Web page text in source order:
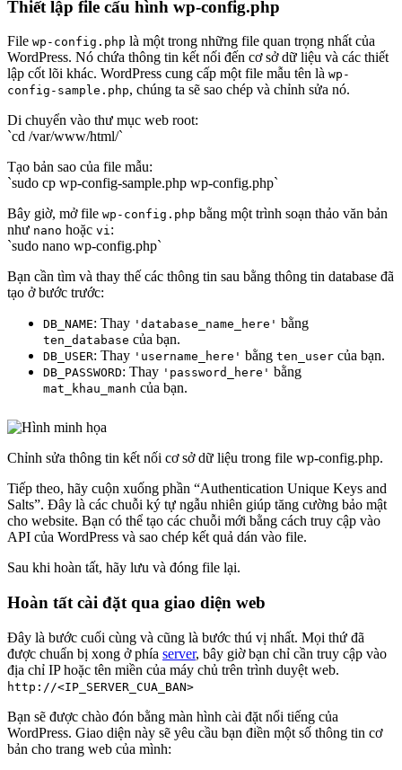
Thiết lập file cấu hình wp-config.php
File wp-config.php là một trong những file quan trọng nhất của
WordPress. Nó chứa thông tin kết nối đến cơ sở dữ liệu và các thiết
lập cốt lõi khác. WordPress cung cấp một file mẫu tên là wp-
config-sample.php, chúng ta sẽ sao chép và chỉnh sửa nó.
Di chuyển vào thư mục web root:
`cd /var/www/html/`
Tạo bản sao của file mẫu:
`sudo cp wp-config-sample.php wp-config.php`
Bây giờ, mở file wp-config.php bằng một trình soạn thảo văn bản
như nano hoặc vi:
`sudo nano wp-config.php`
Bạn cần tìm và thay thế các thông tin sau bằng thông tin database đã
tạo ở bước trước:
DB_NAME: Thay 'database_name_here' bằng
ten_database của bạn.
DB_USER: Thay 'username_here' bằng ten_user của bạn.
DB_PASSWORD: Thay 'password_here' bằng
mat_khau_manh của bạn.
Chỉnh sửa thông tin kết nối cơ sở dữ liệu trong file wp-config.php.
Tiếp theo, hãy cuộn xuống phần “Authentication Unique Keys and
Salts”. Đây là các chuỗi ký tự ngẫu nhiên giúp tăng cường bảo mật
cho website. Bạn có thể tạo các chuỗi mới bằng cách truy cập vào
API của WordPress và sao chép kết quả dán vào file.
Sau khi hoàn tất, hãy lưu và đóng file lại.
Hoàn tất cài đặt qua giao diện web
Đây là bước cuối cùng và cũng là bước thú vị nhất. Mọi thứ đã
được chuẩn bị xong ở phía server, bây giờ bạn chỉ cần truy cập vào
địa chỉ IP hoặc tên miền của máy chủ trên trình duyệt web.
http://<IP_SERVER_CUA_BAN>
Bạn sẽ được chào đón bằng màn hình cài đặt nổi tiếng của
WordPress. Giao diện này sẽ yêu cầu bạn điền một số thông tin cơ
bản cho trang web của mình: